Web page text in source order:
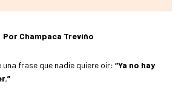
Por Champaca Treviño
una frase que nadie quiere oír: “Ya no hay